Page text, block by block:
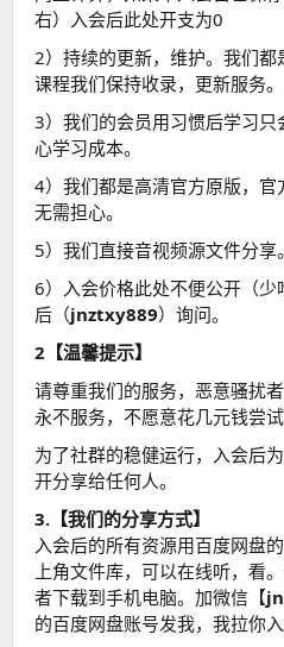
右）入会后此处开支为0
2）持续的更新，维护。我们
课程我们保持收录，更新服务
3）我们的会员用习惯后学习
心学习成本。
4）我们都是高清官方原版，官
无需担心。
5）我们直接音视频源文件分享。
6）入会价格此处不便公开（
后（jnztxy889）询问。
2【温馨提示】
请尊重我们的服务，恶意骚扰
永不服务，不愿意花几元钱尝
为了社群的稳健运行，入会后
开分享给任何人。
3.【我们的分享方式】
入会后的所有资源用百度网盘
上角文件库，可以在线听，看
者下载到手机电脑。加微信【
的百度网盘账号发我，我拉你